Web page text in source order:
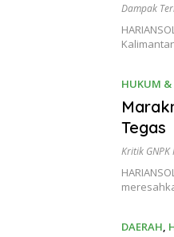
Dampak
HUKUM
Tegas
Kritik
DAERAH,